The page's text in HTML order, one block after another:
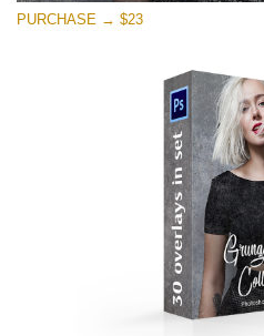
PURCHASE → $23